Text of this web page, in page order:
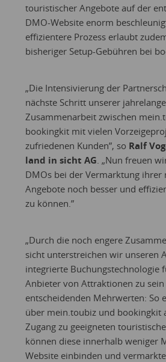
touristischer Angebote auf der
DMO-Website enorm
effizientere Prozess erlaubt
bisheriger Setup-Gebühren bei
„Die Intensivierung der
nächste Schritt unserer
Zusammenarbeit zwischen
bookingkit mit vielen
zufriedenen Kunden”, so Ralf
land in sicht AG. „Nun freuen
DMOs bei der Vermarktung ihrer
Angebote noch besser und
zu können.”
„Durch die noch engere
sicht unterstreichen wir unseren
integrierte Buchungstechnologie
Anbieter von Attraktionen zu
entscheidenden Mehrwerten: So
über mein.toubiz und bookingkit
Zugang zu geeigneten
können diese innerhalb weniger
Website einbinden und